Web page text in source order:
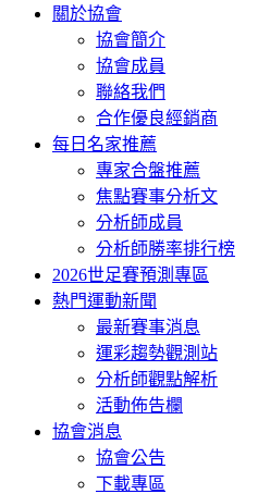
關於協會
協會簡介
協會成員
聯絡我們
合作優良經銷商
每日名家推薦
專家合盤推薦
焦點賽事分析文
分析師成員
分析師勝率排行榜
2026世足賽預測專區
熱門運動新聞
最新賽事消息
運彩趨勢觀測站
分析師觀點解析
活動佈告欄
協會消息
協會公告
下載專區